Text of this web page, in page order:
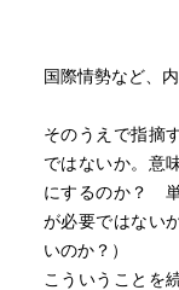
国際情勢など、
そのうえで指摘
ではないか。意
にするのか？
が必要ではない
いのか？）
こういうことを